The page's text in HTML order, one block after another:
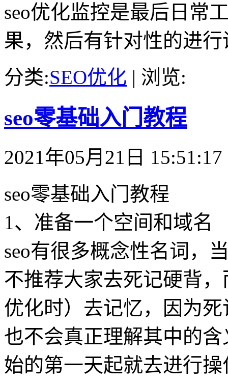
seo优化监控是最后日常
果，然后有针对性的进
分类:SEO优化 | 浏览:
seo零基础入门教程
2021年05月21日 15:51:17
seo零基础入门教程
1、准备一个空间和域名
seo有很多概念性名词，
不推荐大家去死记硬背
优化时）去记忆，因为
也不会真正理解其中的
始的第一天起就去进行